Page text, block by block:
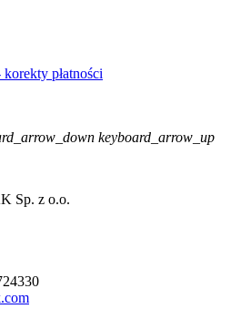
płatności
keyboard_arrow_up
Sp. z o.o.